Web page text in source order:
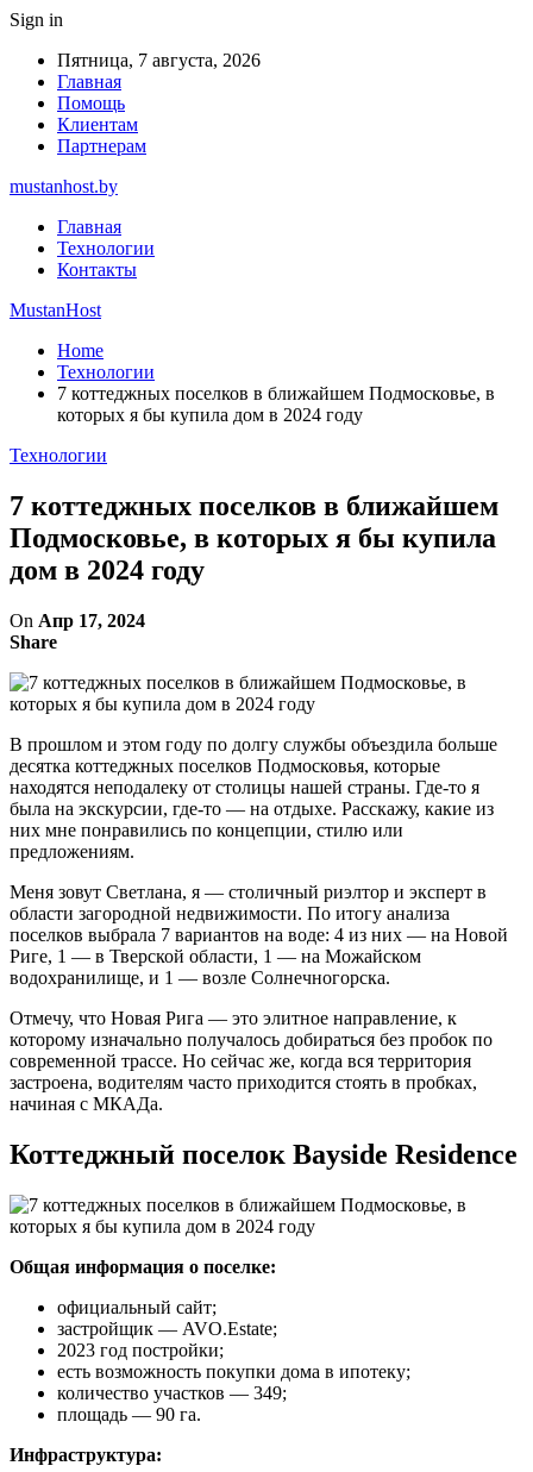
Sign in
Пятница, 7 августа, 2026
Главная
Помощь
Клиентам
Партнерам
mustanhost.by
Главная
Технологии
Контакты
MustanHost
Home
Технологии
7 коттеджных поселков в ближайшем Подмосковье, в
которых я бы купила дом в 2024 году
Технологии
7 коттеджных поселков в ближайшем
Подмосковье, в которых я бы купила
дом в 2024 году
On Апр 17, 2024
Share
В прошлом и этом году по долгу службы объездила больше
десятка коттеджных поселков Подмосковья, которые
находятся неподалеку от столицы нашей страны. Где-то я
была на экскурсии, где-то ― на отдыхе. Расскажу, какие из
них мне понравились по концепции, стилю или
предложениям.
Меня зовут Светлана, я ― столичный риэлтор и эксперт в
области загородной недвижимости. По итогу анализа
поселков выбрала 7 вариантов на воде: 4 из них ― на Новой
Риге, 1 ― в Тверской области, 1 ― на Можайском
водохранилище, и 1 ― возле Солнечногорска.
Отмечу, что Новая Рига ― это элитное направление, к
которому изначально получалось добираться без пробок по
современной трассе. Но сейчас же, когда вся территория
застроена, водителям часто приходится стоять в пробках,
начиная с МКАДа.
Коттеджный поселок Bayside Residence
Общая информация о поселке:
официальный сайт;
застройщик ― AVO.Estate;
2023 год постройки;
есть возможность покупки дома в ипотеку;
количество участков ― 349;
площадь ― 90 га.
Инфраструктура: